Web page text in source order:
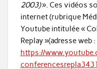
2003)». Ces vidéos
internet (rubrique
Youtube intitulée «
Replay »(adresse web :
https://
conferencesrepla3431